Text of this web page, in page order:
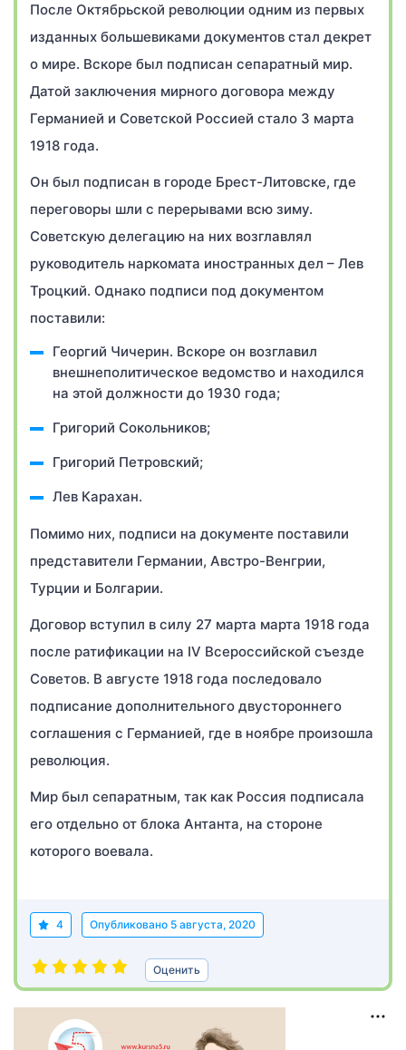
После Октябрьской революции одним из первых
изданных большевиками документов стал декрет
о мире. Вскоре был подписан сепаратный мир.
Датой заключения мирного договора между
Германией и Советской Россией стало 3 марта
1918 года.
Он был подписан в городе Брест-Литовске, где
переговоры шли с перерывами всю зиму.
Советскую делегацию на них возглавлял
руководитель наркомата иностранных дел – Лев
Троцкий. Однако подписи под документом
поставили:
Георгий Чичерин. Вскоре он возглавил
внешнеполитическое ведомство и находился
на этой должности до 1930 года;
Григорий Сокольников;
Григорий Петровский;
Лев Карахан.
Помимо них, подписи на документе поставили
представители Германии, Австро-Венгрии,
Турции и Болгарии.
Договор вступил в силу 27 марта марта 1918 года
после ратификации на IV Всероссийской съезде
Советов. В августе 1918 года последовало
подписание дополнительного двустороннего
соглашения с Германией, где в ноябре произошла
революция.
Мир был сепаратным, так как Россия подписала
его отдельно от блока Антанта, на стороне
которого воевала.
4 Опубликовано 5 августа, 2020
Оценить